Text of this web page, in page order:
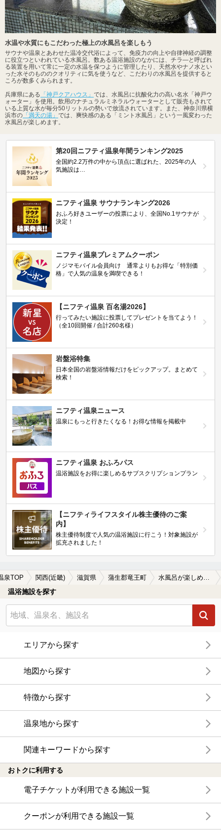
水温や水質にもこだわった極上の水風呂を楽しもう
サウナや温泉とあわせた温冷交代浴によって、免疫力の向上や自律神経の調整
に役立つといわれている水風呂。数ある温浴施設のなかには、チラ―と呼ばれ
る装置を用いて常に一定の水温を保つように管理したり、天然水やナノ水とい
った水そのもののクオリティに気を使うなど、こだわりの水風呂を提供すると
ころが数多くみられます。
兵庫県にある 「神戸クアハウス」 では、水風呂に抗酸化力の高い名水「神戸ウ
ォーター」を使用。飲用のナチュラルミネラルウォーターとして販売もされて
いる上質な水が毎分50リットルの勢いで放流されています。また、神奈川県横
浜市の 「満天の湯」 では、爽快感のある「ミント水風呂」という一風変わった
水風呂が楽しめます。
第20回ニフティ温泉年間ランキング2025
全国約2.2万件の中から頂点に選ばれた、2025年の人
気施設は…
ニフティ温泉 サウナランキング2026
おふろ好きユーザーの投票により、全国No.1サウナが
決定！
ニフティ温泉プレミアムクーポン
ノジマモバイル会員向け 通常よりもお得な「特別価
格」で人気の温泉を満喫できる！
【ニフティ温泉 百名湯2026】
行ってみたい施設に投票してプレゼントを当てよう！
（全10回開催 / 合計260名様）
岩盤浴特集
日本全国の岩盤浴情報だけをピックアップ。まとめて
検索！
ニフティ温泉ニュース
温泉にもっと行きたくなる！お得な情報を掲載中
ニフティ温泉 おふろパス
温浴施設をお得に楽しめるサブスクリプションプラン
【ニフティライフスタイル株主優待のご案
内】
株主優待制度で人気の温浴施設に行こう！対象施設が
拡充されました！
泉TOP 関西(近畿) 滋賀県 蒲生郡竜王町 水風呂が楽しめる蒲生郡竜王町の温泉、日帰り温泉、スーパー銭湯おすすめ
温浴施設を探す
エリアから探す
地図から探す
特徴から探す
温泉地から探す
関連キーワードから探す
おトクに利用する
電子チケットが利用できる施設一覧
クーポンが利用できる施設一覧